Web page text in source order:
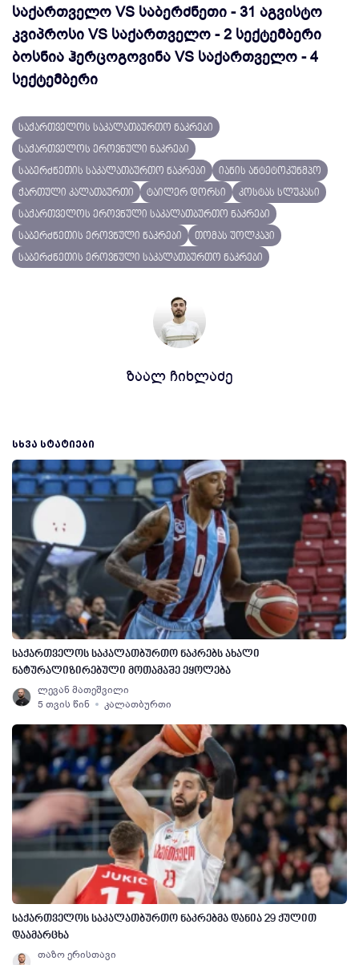
საქართველო VS საბერძნეთი - 31 აგვისტო
კვიპროსი VS საქართველო - 2 სექტემბერი
ბოსნია ჰერცოგოვინა VS საქართველო - 4
სექტემბერი
საქართველოს საკალათბურთო ნაკრები
საქართველოს ეროვნული ნაკრები
საბერძნეთის საკალათბურთო ნაკრები
იანის ანტეტოკუნმპო
ქართული კალათბურთი
ტაილერ დორსი
კოსტას სლუკასი
საქართველოს ეროვნული საკალათბურთო ნაკრები
საბერძნეთის ეროვნული ნაკრები
თომას უოლკაპი
საბერძნეთის ეროვნული საკალათბურთო ნაკრები
ზაალ ჩიხლაძე
ᲡᲮᲕᲐ ᲡᲢᲐᲢᲘᲔᲑᲘ
საქართველოს საკალათბურთო ნაკრებს ახალი
ნატურალიზირებული მოთამაშე ეყოლება
ლევან მათეშვილი
5 თვის წინ
კალათბურთი
საქართველოს საკალათბურთო ნაკრებმა დანია 29 ქულით
დაამარცხა
თაზო ერისთავი